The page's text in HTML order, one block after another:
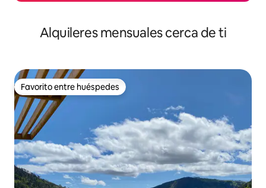
Alquileres mensuales cerca de ti
Favorito entre huéspedes
Favorito entre huéspedes